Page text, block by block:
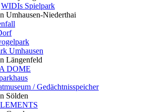
WIDIs Spielpark
Umhausen-Niederthai
Umhausen
Längenfeld
DOME
/ Gedächtnisspeicher
Sölden